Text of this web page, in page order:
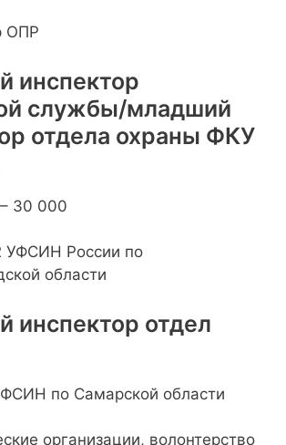
инспектор
службы/младший
отдела охраны ФКУ
30 000
России по
области
инспектор отдел
по Самарской области
организации, волонтерство